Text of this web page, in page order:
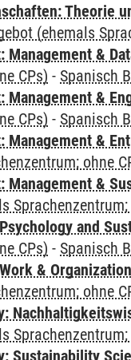
Theorie
(ehemals
&
CPs) - Spanisch
Management &
CPs) - Spanisch
Management &
ohne
&
Sprachenzentrum;
and
CPs) - Spanisch
&
ohne
Sprachenzentrum;
Sustainability